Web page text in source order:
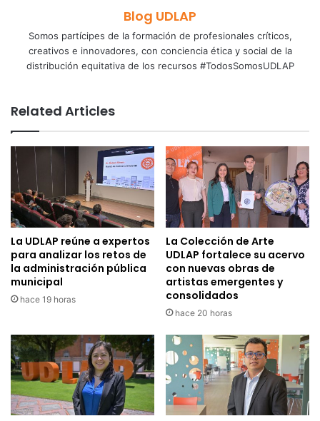
Blog UDLAP
Somos partícipes de la formación de profesionales críticos,
creativos e innovadores, con conciencia ética y social de la
distribución equitativa de los recursos #TodosSomosUDLAP
Related Articles
La UDLAP reúne a expertos
para analizar los retos de
la administración pública
municipal
hace 19 horas
La Colección de Arte
UDLAP fortalece su acervo
con nuevas obras de
artistas emergentes y
consolidados
hace 20 horas